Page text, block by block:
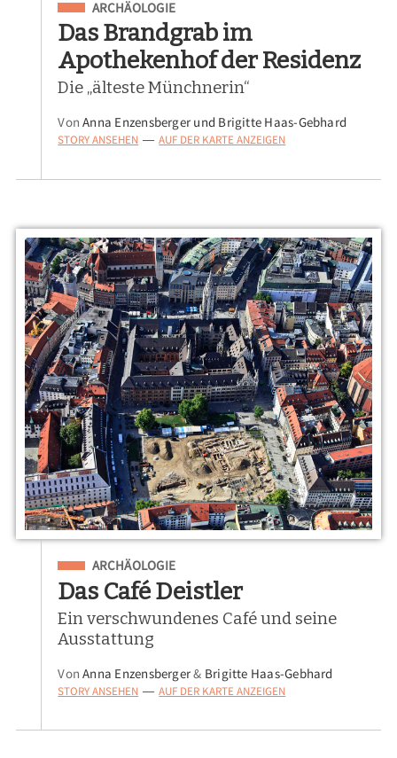
Eingeordnet unter
ARCHÄOLOGIE
Das Brandgrab im
Apothekenhof der Residenz
Die „älteste Münchnerin“
VonAnna Enzensberger und Brigitte Haas-Gebhard
STORY ANSEHEN — AUF DER KARTE ANZEIGEN
Eingeordnet unter
ARCHÄOLOGIE
Das Café Deistler
Ein verschwundenes Café und seine
Ausstattung
VonAnna Enzensberger& Brigitte Haas-Gebhard
STORY ANSEHEN — AUF DER KARTE ANZEIGEN